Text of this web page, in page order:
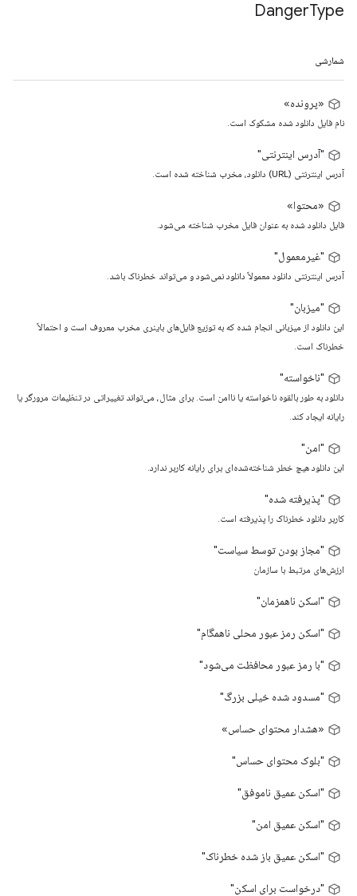
DangerType
شمارشی
«پرونده»
نام فایل دانلود شده مشکوک است.
"آدرس اینترنتی"
آدرس اینترنتی (URL) دانلود، مخرب شناخته شده است.
«محتوا»
فایل دانلود شده به عنوان فایل مخرب شناخته می‌شود.
"غیرمعمول"
آدرس اینترنتی دانلود معمولاً دانلود نمی‌شود و می‌تواند خطرناک باشد.
"میزبان"
این دانلود از میزبانی انجام شده که به توزیع فایل‌های باینری مخرب معروف است و احتمالاً
خطرناک است.
"ناخواسته"
دانلود به طور بالقوه ناخواسته یا ناامن است. برای مثال، می‌تواند تغییراتی در تنظیمات مرورگر یا
رایانه ایجاد کند.
"امن"
این دانلود هیچ خطر شناخته‌شده‌ای برای رایانه کاربر ندارد.
"پذیرفته شده"
کاربر دانلود خطرناک را پذیرفته است.
"مجاز بودن توسط سیاست"
ارزش‌های مرتبط با سازمان
"اسکن ناهمزمان"
"اسکن رمز عبور محلی ناهمگام"
"با رمز عبور محافظت می‌شود"
"مسدود شده خیلی بزرگ"
«هشدار محتوای حساس»
"بلوک محتوای حساس"
"اسکن عمیق ناموفق"
"اسکن عمیق امن"
"اسکن عمیق باز شده خطرناک"
"درخواست برای اسکن"